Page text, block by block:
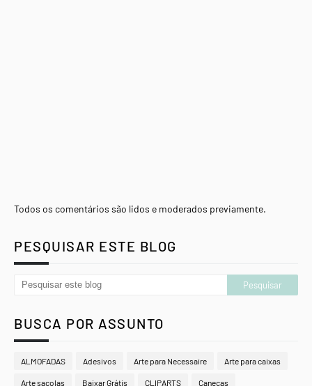
Todos os comentários são lidos e moderados previamente.
PESQUISAR ESTE BLOG
BUSCA POR ASSUNTO
ALMOFADAS Adesivos Arte para Necessaire Arte para caixas
Arte sacolas Baixar Grátis CLIPARTS Canecas